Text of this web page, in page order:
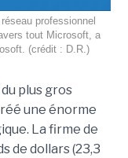
professionnel
tout Microsoft, a
(crédit : D.R.)
du plus gros
une énorme
La firme de
de dollars (23,3